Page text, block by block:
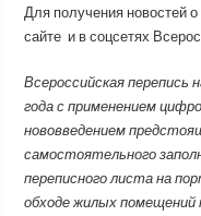
Для получения новостей
сайте и в соцсетях
Всероссийская перепись
года с применением
нововведением
самостоятельного
переписного листа на
обходе жилых помещений